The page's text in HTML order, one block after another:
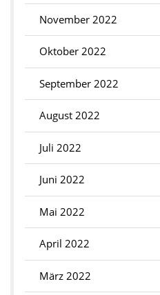
November 2022
Oktober 2022
September 2022
August 2022
Juli 2022
Juni 2022
Mai 2022
April 2022
März 2022